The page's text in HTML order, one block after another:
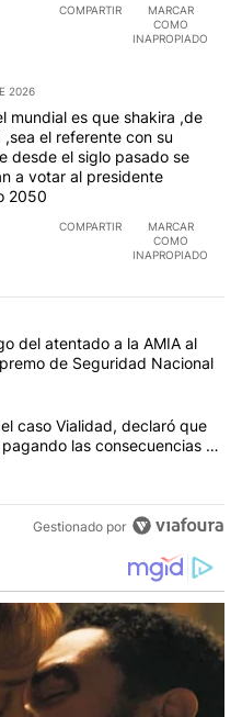
COMPARTIR
MARCAR
COMO
INAPROPIADO
2026
mundial es que shakira ,de
el referente con su
desde el siglo pasado se
a votar al presidente
2050
COMPARTIR
MARCAR
COMO
INAPROPIADO
más comentarios en los
"Irán nombró al ideólogo
del atentado a la AMIA al
de Seguridad Nacional
"Jorge Gorini, el juez del
caso Vialidad, declaró que
las consecuencias de
Gestionado por